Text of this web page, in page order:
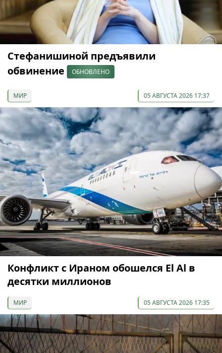
Стефанишиной предъявили
обвинение
ОБНОВЛЕНО
МИР 05 АВГУСТА 2026 17:37
Конфликт с Ираном обошелся El Al в
десятки миллионов
МИР 05 АВГУСТА 2026 17:35